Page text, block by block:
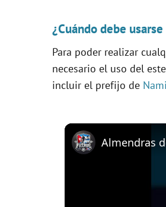
¿Cuándo debe
Para poder realizar
necesario el uso del
incluir el prefijo de